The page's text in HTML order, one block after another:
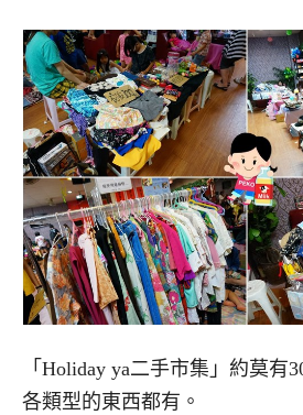
「Holiday ya二手市集」約莫有
各類型的東西都有。